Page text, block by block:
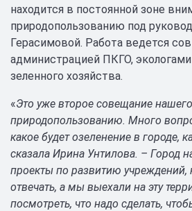
находится в постоянной зоне
природопользованию под
Герасимовой. Работа ведется
администрацией ПКГО,
зеленного хозяйства.
«Это уже второе совещание
природопользованию. Много
какое будет озеленение в городе,
сказала Ирина Унтилова. – Город
проекты по развитию учреждений,
отвечать, а мы выехали на эту
посмотреть, что надо сделать,